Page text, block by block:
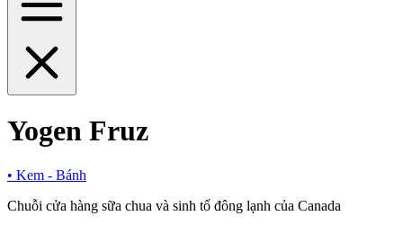
Yogen Fruz
• Kem - Bánh
Chuỗi cửa hàng sữa chua và sinh tố đông lạnh của Canada